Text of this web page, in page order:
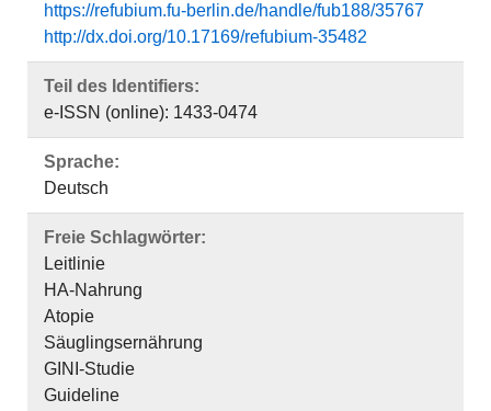
https://refubium.fu-berlin.de/handle/fub188/35767
http://dx.doi.org/10.17169/refubium-35482
Teil des Identifiers:
e-ISSN (online): 1433-0474
Sprache:
Deutsch
Freie Schlagwörter:
Leitlinie
HA-Nahrung
Atopie
Säuglingsernährung
GINI-Studie
Guideline